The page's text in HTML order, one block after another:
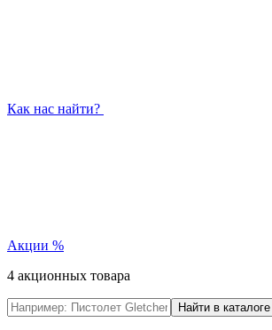
Как нас найти?
Акции %
4 акционных товара